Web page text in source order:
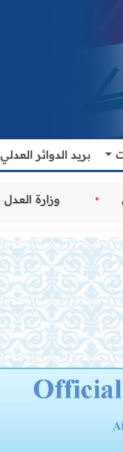
بريد الدوائر العدلي
المقدمة للمواطنين